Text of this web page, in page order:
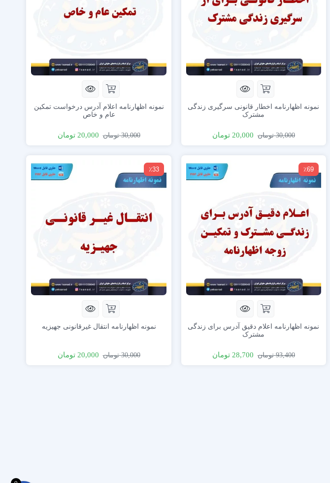
نمونه اظهارنامه اخطار قانونی سرگیری زندگی
مشترک
30,000 تومان 20,000 تومان
نمونه اظهارنامه اعلام آدرس درخواست تمکین
عام و خاص
30,000 تومان 20,000 تومان
٪69
نمونه اظهارنامه اعلام دقیق آدرس برای زندگی
مشترک
93,400 تومان 28,700 تومان
٪33
نمونه اظهارنامه انتقال غیرقانونی جهیزیه
30,000 تومان 20,000 تومان